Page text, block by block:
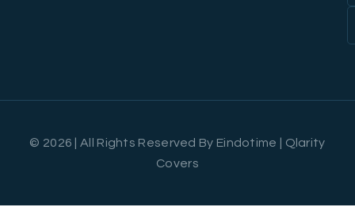
© 2026 | All Rights Reserved By Eindotime | Qlarity
Covers